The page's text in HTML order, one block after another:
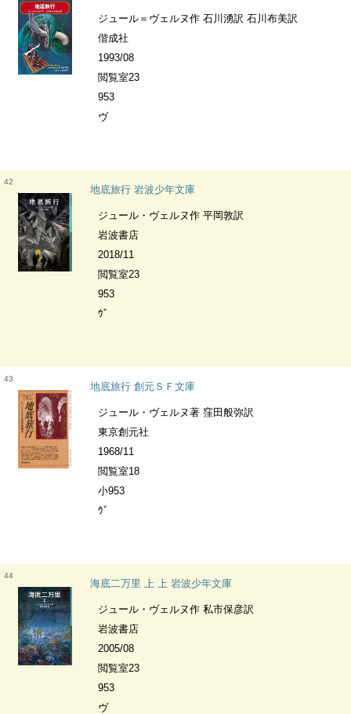
ジュール＝ヴェルヌ作 石川湧訳 石川布美訳
偕成社
1993/08
閲覧室23
953
ヴ
42
地底旅行 岩波少年文庫
ジュール・ヴェルヌ作 平岡敦訳
岩波書店
2018/11
閲覧室23
953
ｳﾞ
43
地底旅行 創元ＳＦ文庫
ジュール・ヴェルヌ著 窪田般弥訳
東京創元社
1968/11
閲覧室18
小953
ｳﾞ
44
海底二万里 上 上 岩波少年文庫
ジュール・ヴェルヌ作 私市保彦訳
岩波書店
2005/08
閲覧室23
953
ヴ